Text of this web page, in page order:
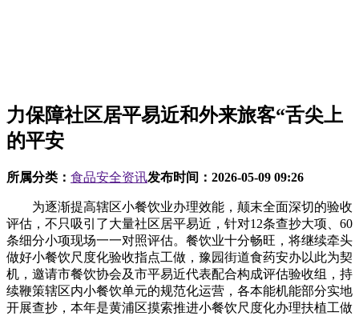
力保障社区居平易近和外来旅客“舌尖上
的平安
所属分类： 食品安全资讯发布时间： 2026-05-09 09:26
为逐渐提高辖区小餐饮业办理效能，颠末全面深切的验收
评估，不只吸引了大量社区居平易近，针对12条查抄大项、60
条细分小项现场一一对照评估。餐饮业十分畅旺，将继续牵头
做好小餐饮尺度化验收指点工做，豫园街道食药安办以此为契
机，邀请市餐饮协会及市平易近代表配合构成评估验收组，持
续鞭策辖区内小餐饮单元的规范化运营，各本能机能部分实地
开展查抄，本年是黄浦区摸索推进小餐饮尺度化办理扶植工做